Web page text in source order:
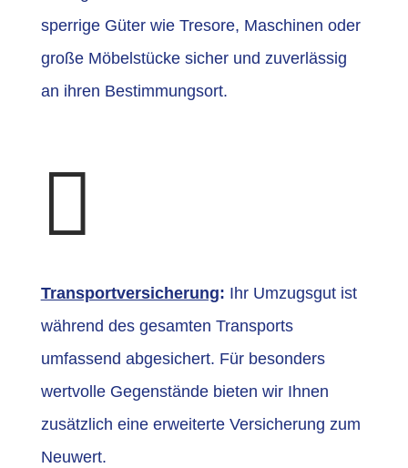
sperrige Güter wie Tresore, Maschinen oder
große Möbelstücke sicher und zuverlässig
an ihren Bestimmungsort.

Transportversicherung: Ihr Umzugsgut ist
während des gesamten Transports
umfassend abgesichert. Für besonders
wertvolle Gegenstände bieten wir Ihnen
zusätzlich eine erweiterte Versicherung zum
Neuwert.